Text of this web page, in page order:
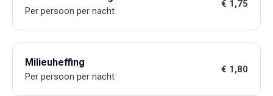
Per persoon per nacht
€ 1,75
Milieuheffing
Per persoon per nacht
€ 1,80